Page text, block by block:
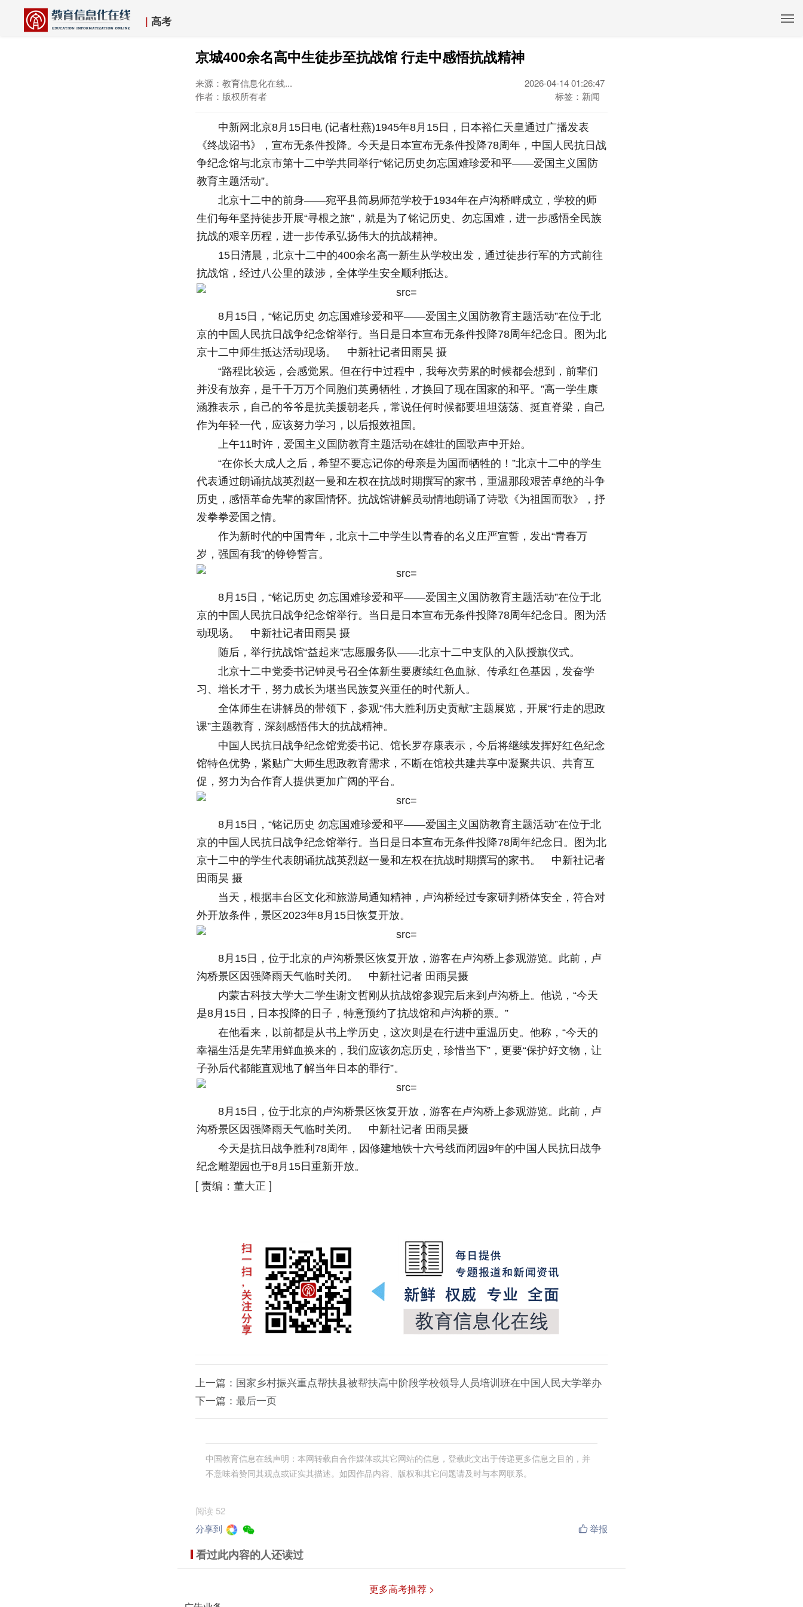
| 高考
京城400余名高中生徒步至抗战馆 行走中感悟抗战精神
来源：教育信息化在线...
2026-04-14 01:26:47
作者：版权所有者
标签：新闻
中新网北京8月15日电 (记者杜燕)1945年8月15日，日本裕仁天皇通过广播发表
《终战诏书》，宣布无条件投降。今天是日本宣布无条件投降78周年，中国人民抗日战
争纪念馆与北京市第十二中学共同举行“铭记历史勿忘国难珍爱和平——爱国主义国防
教育主题活动”。
北京十二中的前身——宛平县简易师范学校于1934年在卢沟桥畔成立，学校的师
生们每年坚持徒步开展“寻根之旅”，就是为了铭记历史、勿忘国难，进一步感悟全民族
抗战的艰辛历程，进一步传承弘扬伟大的抗战精神。
15日清晨，北京十二中的400余名高一新生从学校出发，通过徒步行军的方式前往
抗战馆，经过八公里的跋涉，全体学生安全顺利抵达。
8月15日，“铭记历史 勿忘国难珍爱和平——爱国主义国防教育主题活动”在位于北
京的中国人民抗日战争纪念馆举行。当日是日本宣布无条件投降78周年纪念日。图为北
京十二中师生抵达活动现场。 中新社记者田雨昊 摄
“路程比较远，会感觉累。但在行中过程中，我每次劳累的时候都会想到，前辈们
并没有放弃，是千千万万个同胞们英勇牺牲，才换回了现在国家的和平。”高一学生康
涵雅表示，自己的爷爷是抗美援朝老兵，常说任何时候都要坦坦荡荡、挺直脊梁，自己
作为年轻一代，应该努力学习，以后报效祖国。
上午11时许，爱国主义国防教育主题活动在雄壮的国歌声中开始。
“在你长大成人之后，希望不要忘记你的母亲是为国而牺牲的！”北京十二中的学生
代表通过朗诵抗战英烈赵一曼和左权在抗战时期撰写的家书，重温那段艰苦卓绝的斗争
历史，感悟革命先辈的家国情怀。抗战馆讲解员动情地朗诵了诗歌《为祖国而歌》，抒
发拳拳爱国之情。
作为新时代的中国青年，北京十二中学生以青春的名义庄严宣誓，发出“青春万
岁，强国有我”的铮铮誓言。
8月15日，“铭记历史 勿忘国难珍爱和平——爱国主义国防教育主题活动”在位于北
京的中国人民抗日战争纪念馆举行。当日是日本宣布无条件投降78周年纪念日。图为活
动现场。 中新社记者田雨昊 摄
随后，举行抗战馆“益起来”志愿服务队——北京十二中支队的入队授旗仪式。
北京十二中党委书记钟灵号召全体新生要赓续红色血脉、传承红色基因，发奋学
习、增长才干，努力成长为堪当民族复兴重任的时代新人。
全体师生在讲解员的带领下，参观“伟大胜利历史贡献”主题展览，开展“行走的思政
课”主题教育，深刻感悟伟大的抗战精神。
中国人民抗日战争纪念馆党委书记、馆长罗存康表示，今后将继续发挥好红色纪念
馆特色优势，紧贴广大师生思政教育需求，不断在馆校共建共享中凝聚共识、共育互
促，努力为合作育人提供更加广阔的平台。
8月15日，“铭记历史 勿忘国难珍爱和平——爱国主义国防教育主题活动”在位于北
京的中国人民抗日战争纪念馆举行。当日是日本宣布无条件投降78周年纪念日。图为北
京十二中的学生代表朗诵抗战英烈赵一曼和左权在抗战时期撰写的家书。 中新社记者
田雨昊 摄
当天，根据丰台区文化和旅游局通知精神，卢沟桥经过专家研判桥体安全，符合对
外开放条件，景区2023年8月15日恢复开放。
8月15日，位于北京的卢沟桥景区恢复开放，游客在卢沟桥上参观游览。此前，卢
沟桥景区因强降雨天气临时关闭。 中新社记者 田雨昊摄
内蒙古科技大学大二学生谢文哲刚从抗战馆参观完后来到卢沟桥上。他说，“今天
是8月15日，日本投降的日子，特意预约了抗战馆和卢沟桥的票。”
在他看来，以前都是从书上学历史，这次则是在行进中重温历史。他称，“今天的
幸福生活是先辈用鲜血换来的，我们应该勿忘历史，珍惜当下”，更要“保护好文物，让
子孙后代都能直观地了解当年日本的罪行”。
8月15日，位于北京的卢沟桥景区恢复开放，游客在卢沟桥上参观游览。此前，卢
沟桥景区因强降雨天气临时关闭。 中新社记者 田雨昊摄
今天是抗日战争胜利78周年，因修建地铁十六号线而闭园9年的中国人民抗日战争
纪念雕塑园也于8月15日重新开放。
[责编：董大正 ]
上一篇： 国家乡村振兴重点帮扶县被帮扶高中阶段学校领导人员培训班在中国人民大学举办
下一篇： 最后一页
中国教育信息在线声明：本网转载自合作媒体或其它网站的信息，登载此文出于传递更多信息之目的，并
不意味着赞同其观点或证实其描述。如因作品内容、版权和其它问题请及时与本网联系。
阅读 52
分享到
举报
看过此内容的人还读过
更多高考推荐 >